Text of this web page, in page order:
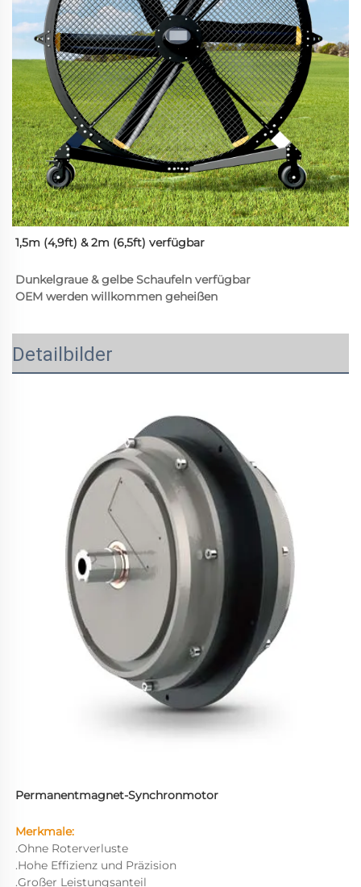
1,5m (4,9ft) & 2m (6,5ft) verfügbar
Dunkelgraue & gelbe Schaufeln verfügbar
OEM werden willkommen geheißen
Detailbilder
Permanentmagnet-Synchronmotor
Merkmale:
.Ohne Roterverluste
.Hohe Effizienz und Präzision
.Großer Leistungsanteil